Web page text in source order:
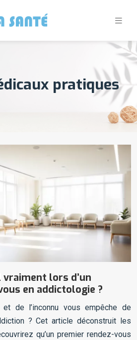
pratiques
lors d’un
en addictologie ?
de l’inconnu vous empêche de
? Cet article déconstruit les
qu’un premier rendez-vous